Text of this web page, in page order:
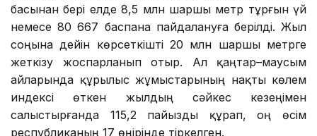
басынан бері елде 8,5 млн шаршы метр тұрғын үй
немесе 80 667 баспана пайдалануға берілді. Жыл
соңына дейін көрсеткішті 20 млн шаршы метрге
жеткізу жоспарланып отыр. Ал қаңтар–маусым
айларында құрылыс жұмыстарының нақты көлем
индексі өткен жылдың сәйкес кезеңімен
салыстырғанда 115,2 пайызды құрап, оң өсім
республиканың 17 өңірінде тіркелген.